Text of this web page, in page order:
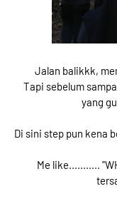
Jalan balikkk,
Tapi sebelum
yang
Di sini step pun kena
Me like...........